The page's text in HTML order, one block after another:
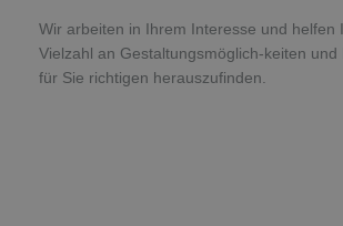
Wir arbeiten in Ihrem Interesse und helfen
Vielzahl an Gestaltungsmöglich-keiten und
für Sie richtigen herauszufinden.